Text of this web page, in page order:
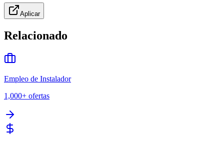
Aplicar
Relacionado
Empleo de Instalador
1,000+ ofertas